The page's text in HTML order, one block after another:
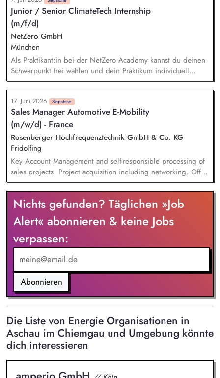
technischen Planung der Installation durch. Du übernimmst
die Abnahme, Inbetriebnahme und Dokumentation der
installierten Anlagen beim Kund:innen vor Ort. Du führst
Service-Einsätze vor Ort zur Fehlerbehebung und Entstörung
durch.
Junior / Senior ClimateTech Internship
(m/f/d)
NetZero GmbH
München
Als Praktikant:in bei der NetZero Academy kannst du deinen
Schwerpunkt frei wählen und dein Praktikum individuell
gestalten. Je nach Erfahrung und Qualifikation bieten wir
Junior- und Senior-Praktika an. - Praktikum Sales: Kund:innen
beraten, Marktanalysen erstellen, Verkaufsstrategien für neue
Zielgruppen im Bereich Nachhaltigkeit entwickeln - Praktikum
Marketing: Content erstellen, Kampagnenplanung
unterstützen, Analysen & Recherche durchführen - Praktikum
Operations: Kundenanfragen bearbeiten, Support- und
Betriebsaufgaben übernehmen - Praktikum Education:
Unterstützung bei Schulungsunterlagen, CO2-Impact
Bewertung, KI-Workflows für Energieberater entwickeln -
Praktikum Tech: Digitale Lernplattform weiterentwickeln,
Workflows automatisieren, Low- und No-Code-Tools einsetzen
17. Juni 2026 Stepstone
Sales Manager Automotive E-Mobility
(m/w/d) - France
Rosenberger Hochfrequenztechnik GmbH & Co. KG
Fridolfing
Key Account Management and self-responsible processing of
sales projects. Project acquisition including networking. Offer
development and creation of presentations together with
other department, e.g. product management. Independant
negotiating within agreed frameworks. Accompanying new
product projects as a sales contact, from the offer phase to
series production. Responsibility for profitable sales growth,
customer satisfaction and the development of new business
opportunities. Elaboration of market potential and new trends.
Nichts gefunden? Täglichen »Job
Alert« abonnieren & keine Jobs
verpassen:
Abonnieren
Die Liste von Energie Organisationen in
Aschau im Chiemgau und Umgebung könnte
dich interessieren